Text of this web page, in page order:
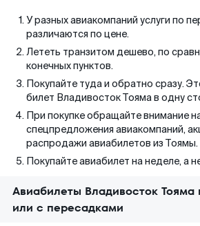
У разных авиакомпаний услуги по
различаются по цене.
Лететь транзитом дешево, по
конечных пунктов.
Покупайте туда и обратно сразу.
билет Владивосток Тояма в одну
При покупке обращайте внимание
спецпредложения авиакомпаний,
распродажи авиабилетов из Тоямы.
Покупайте авиабилет на неделе, а
Авиабилеты Владивосток
или с пересадками